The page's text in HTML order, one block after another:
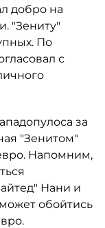
добро на
"Зениту"
По
с
за
"Зенитом"
Напомним,
Нани и
обойтись